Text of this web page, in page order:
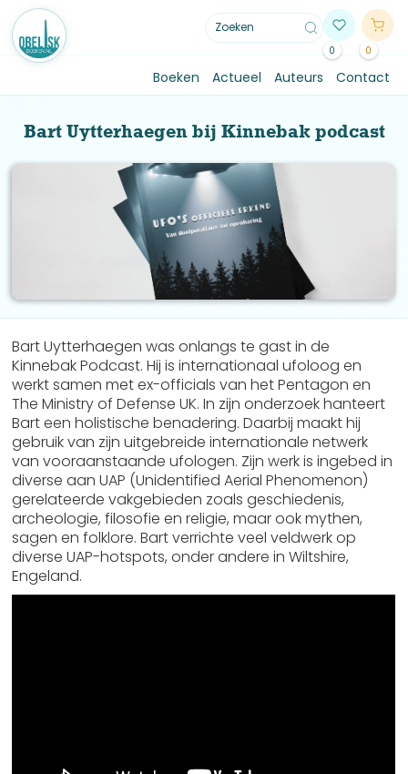
0 0
Boeken Actueel Auteurs Contact
Bart Uytterhaegen bij Kinnebak podcast
Bart Uytterhaegen was onlangs te gast in de
Kinnebak Podcast. Hij is internationaal ufoloog en
werkt samen met ex-officials van het Pentagon en
The Ministry of Defense UK. In zijn onderzoek hanteert
Bart een holistische benadering. Daarbij maakt hij
gebruik van zijn uitgebreide internationale netwerk
van vooraanstaande ufologen. Zijn werk is ingebed in
diverse aan UAP (Unidentified Aerial Phenomenon)
gerelateerde vakgebieden zoals geschiedenis,
archeologie, filosofie en religie, maar ook mythen,
sagen en folklore. Bart verrichte veel veldwerk op
diverse UAP-hotspots, onder andere in Wiltshire,
Engeland.